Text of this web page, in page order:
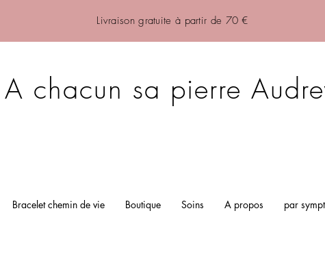
Livraison gratuite à partir de 70 €
A chacun sa pierre
Bracelet chemin de vie Boutique Soins A propos par